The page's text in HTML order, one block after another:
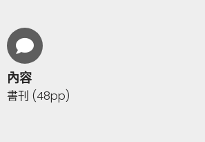
內容
書刊 (48pp)